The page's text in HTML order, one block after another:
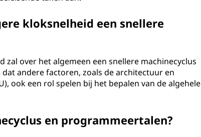
kloksnelheid een snellere
zal over het algemeen een snellere machinecyclus
andere factoren, zoals de architectuur en
ook een rol spelen bij het bepalen van de algehele
en programmeertalen?